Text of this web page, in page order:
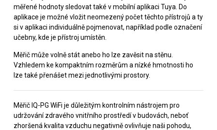
měřené hodnoty sledovat také v mobilní aplikaci Tuya. Do
aplikace je možné vložit neomezený počet těchto přístrojů a ty
si v aplikaci individuálně pojmenovat, například podle označení
učebny, kde je přístroj umístěn.
Měřič může volně stát anebo ho lze zavěsit na stěnu.
Vzhledem ke kompaktním rozměrům a nízké hmotnosti ho
lze také přenášet mezi jednotlivými prostory.
Měřič IQ-PG WiFi je důležitým kontrolním nástrojem pro
udržování zdravého vnitřního prostředí v budovách, neboť
zhoršená kvalita vzduchu negativně ovlivňuje naši pohodu,